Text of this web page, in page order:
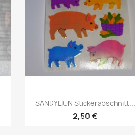
SANDYLION Stickerabschnitt...
2,50 €